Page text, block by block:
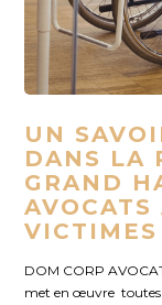
UN
DANS LA
GRAND
AVOCATS
VICTIMES
DOM CORP
met en œuvre toutes